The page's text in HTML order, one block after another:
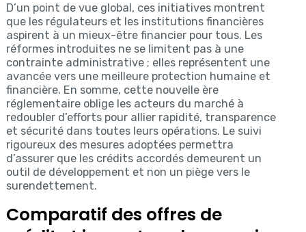
D’un point de vue global, ces initiatives montrent
que les régulateurs et les institutions financières
aspirent à un mieux-être financier pour tous. Les
réformes introduites ne se limitent pas à une
contrainte administrative ; elles représentent une
avancée vers une meilleure protection humaine et
financière. En somme, cette nouvelle ère
réglementaire oblige les acteurs du marché à
redoubler d’efforts pour allier rapidité, transparence
et sécurité dans toutes leurs opérations. Le suivi
rigoureux des mesures adoptées permettra
d’assurer que les crédits accordés demeurent un
outil de développement et non un piège vers le
surendettement.
Comparatif des offres de